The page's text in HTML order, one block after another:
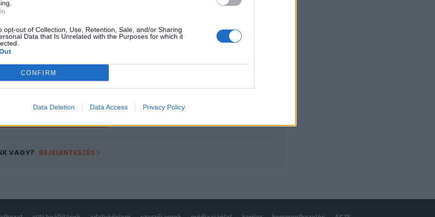
opt-out of Collection, Use, Retention, Sale, and/or Sharing
Data that Is Unrelated with the Purposes for which it
CONFIRM
Data Deletion Data Access Privacy Policy
portfolio.hu hírarchívumához tartozik, melynek olvasása előfizetéses
tartalmazza:
cikkarchívum
elmúlt 2 év napon belüli
VAGY? BEJELENTKEZÉS